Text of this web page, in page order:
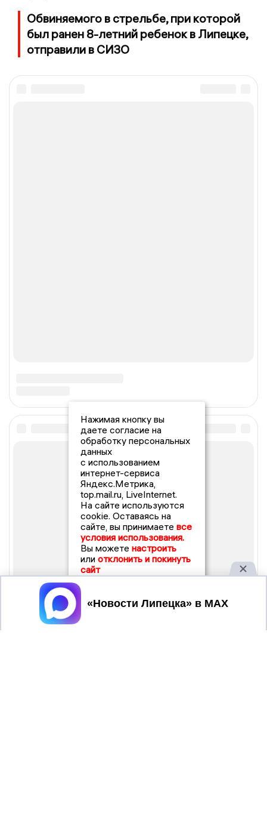
Обвиняемого в стрельбе, при которой
был ранен 8-летний ребенок в Липецке,
отправили в СИЗО
Нажимая кнопку вы
даете согласие на
обработку персональных
данных
с использованием
интернет-сервиса
Яндекс.Метрика,
top.mail.ru, LiveInternet.
На сайте используются
cookie. Оставаясь на
сайте, вы принимаете все
условия использования.
Вы можете настроить
или отклонить и покинуть
сайт
Принять